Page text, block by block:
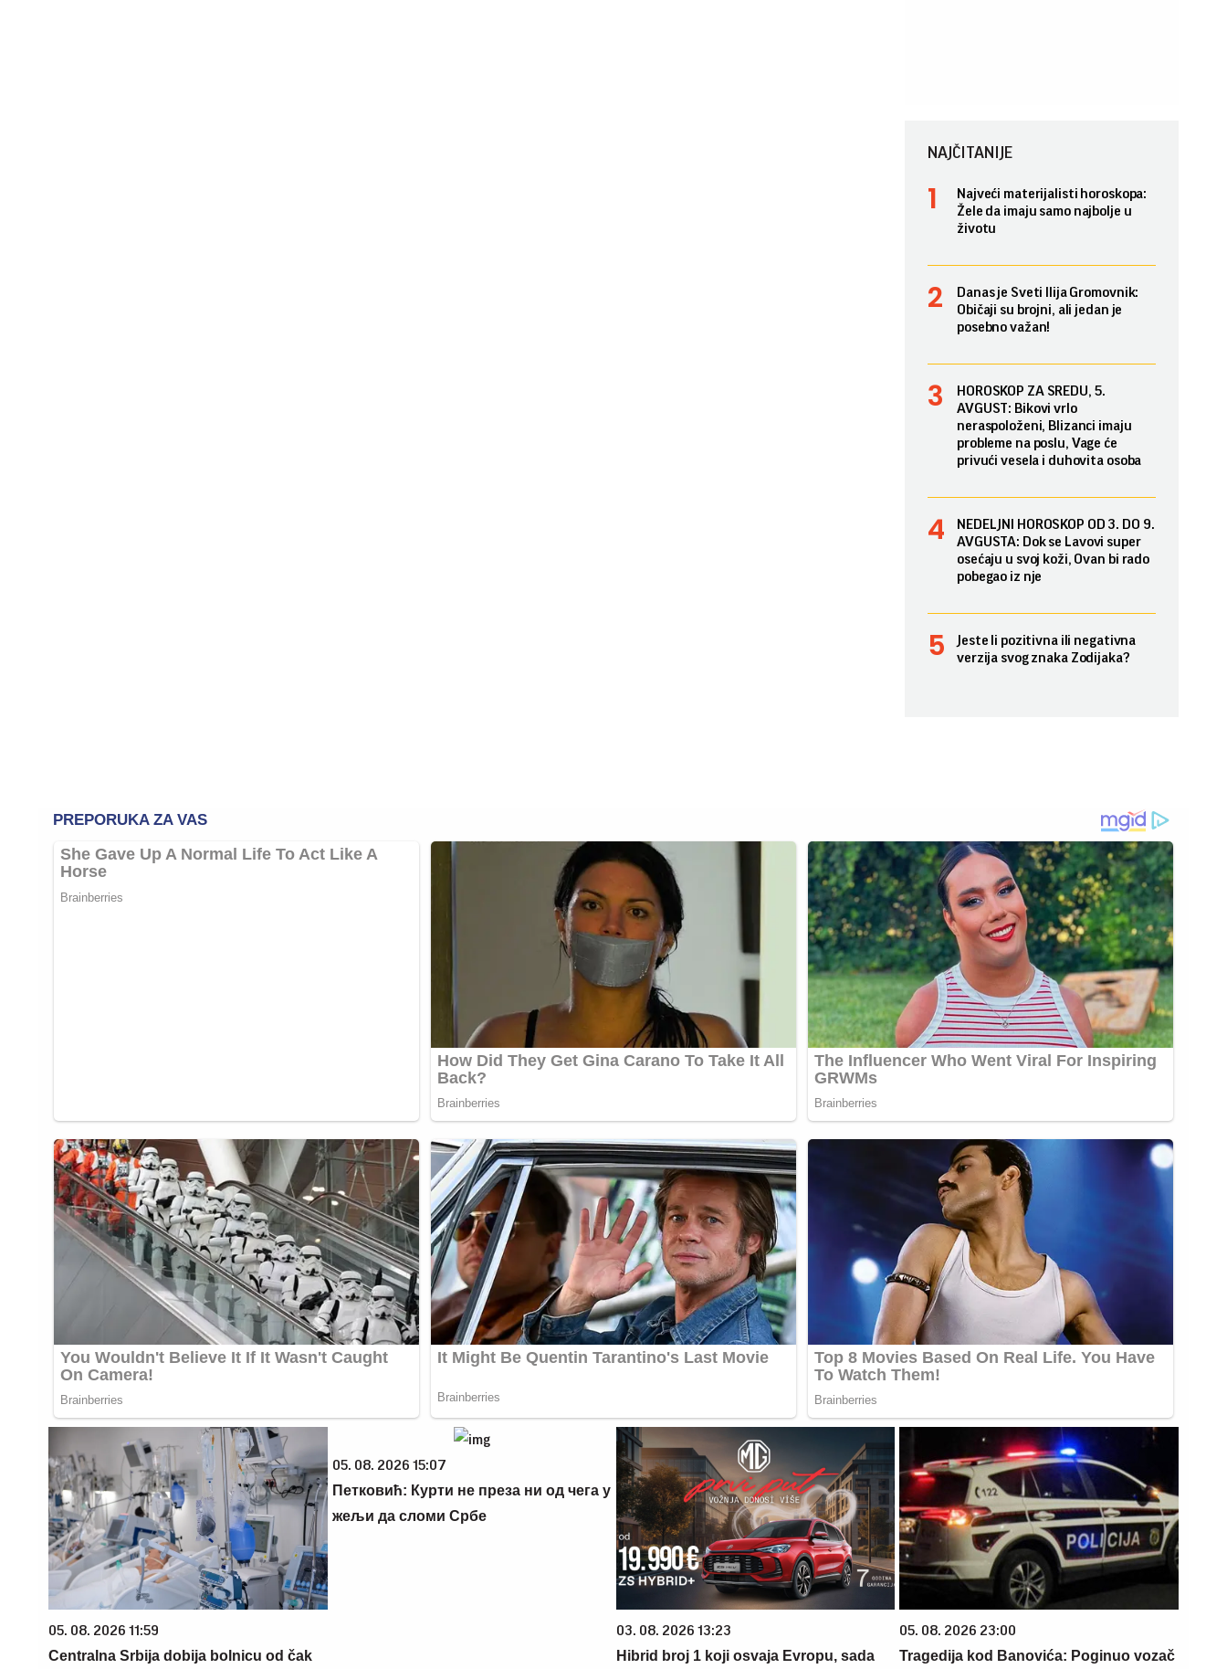
NAJČITANIJE
Najveći materijalisti horoskopa:
Žele da imaju samo najbolje u
životu
Danas je Sveti Ilija Gromovnik:
Običaji su brojni, ali jedan je
posebno važan!
HOROSKOP ZA SREDU, 5.
AVGUST: Bikovi vrlo
neraspoloženi, Blizanci imaju
probleme na poslu, Vage će
privući vesela i duhovita osoba
NEDELJNI HOROSKOP OD 3. DO 9.
AVGUSTA: Dok se Lavovi super
osećaju u svoj koži, Ovan bi rado
pobegao iz nje
Jeste li pozitivna ili negativna
verzija svog znaka Zodijaka?
05. 08. 2026 11:59
Centralna Srbija dobija bolnicu od čak
05. 08. 2026 15:07
Петковић: Курти не преза ни од чега у
жељи да сломи Србе
03. 08. 2026 13:23
Hibrid broj 1 koji osvaja Evropu, sada
05. 08. 2026 23:00
Tragedija kod Banovića: Poginuo vozač